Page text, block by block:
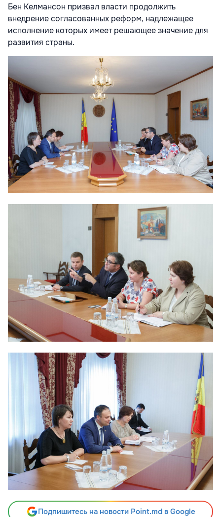
Бен Келмансон призвал власти продолжить
внедрение согласованных реформ, надлежащее
исполнение которых имеет решающее значение для
развития страны.
Подпишитесь на новости Point.md в Google